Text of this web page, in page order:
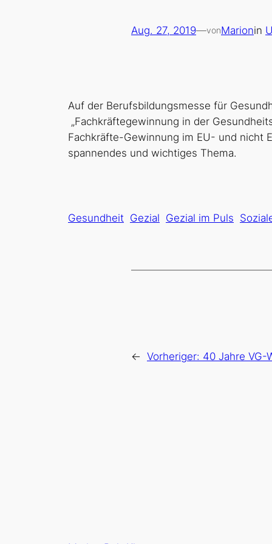
Aug. 27, 2019—vonMarionin
Auf der Berufsbildungsmesse für
„Fachkräftegewinnung in der
Fachkräfte-Gewinnung im EU- und nicht
spannendes und wichtiges Thema.
Gesundheit Gezial Gezial im Puls
← Vorheriger: 40 Jahre VG-